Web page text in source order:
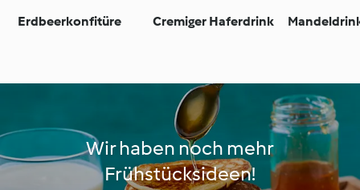
Erdbeerkonfitüre Cremiger Haferdrink
Wir haben noch mehr
Frühstücksideen!